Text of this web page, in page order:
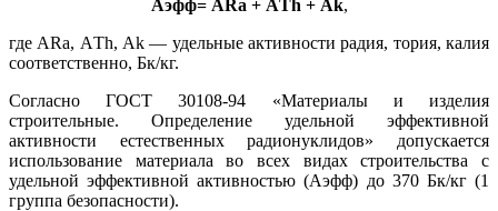
Дикая кладка сланца
Аэфф= ARa + АTh + Аk,
где ARa, АTh, Аk — удельные активности радия, тория, калия
соответственно, Бк/кг.
Согласно ГОСТ 30108-94 «Материалы и изделия
строительные. Определение удельной эффективной
активности естественных радионуклидов» допускается
использование материала во всех видах строительства с
удельной эффективной активностью (Аэфф) до 370 Бк/кг (1
группа безопасности).